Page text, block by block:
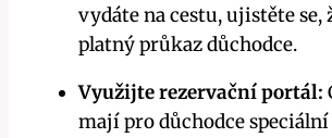
vydáte na cestu, ujistěte se,
platný průkaz důchodce.
Využijte rezervační portál:
mají pro důchodce